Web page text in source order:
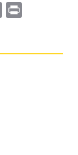
Email